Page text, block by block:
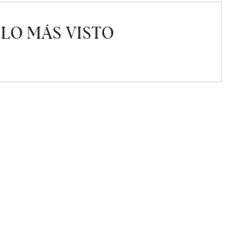
LO MÁS VISTO